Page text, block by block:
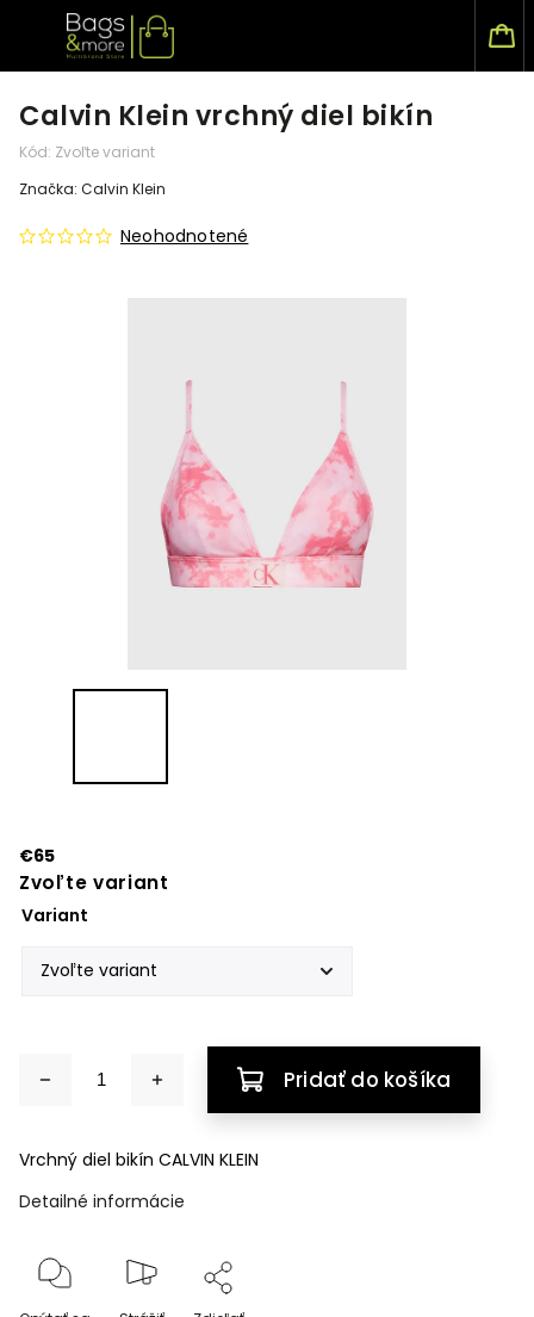
Calvin Klein vrchný diel bikín
Kód: Zvoľte variant
Neohodnotené
Značka: Calvin Klein
€65
Zvoľte variant
Variant
Pridať do košíka
Vrchný diel bikín CALVIN KLEIN
Detailné informácie